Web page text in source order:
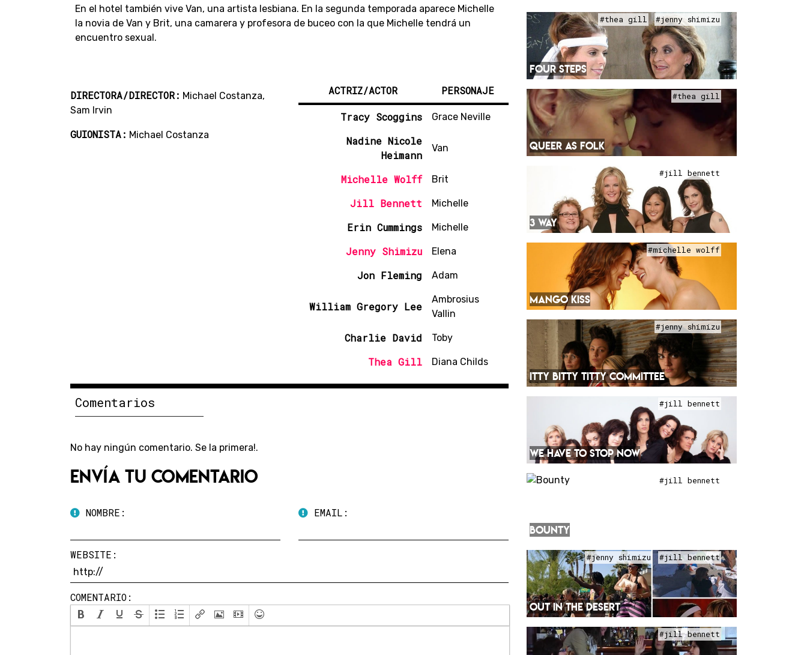
En el hotel también vive Van, una artista lesbiana. En la segunda temporada aparece Michelle
la novia de Van y Brit, una camarera y profesora de buceo con la que Michelle tendrá un
encuentro sexual.
DIRECTORA/DIRECTOR: Michael Costanza,
Sam Irvin
GUIONISTA: Michael Costanza
ACTRIZ/ACTOR PERSONAJE
Tracy Scoggins Grace Neville
Nadine Nicole
Heimann
Van
Michelle Wolff Brit
Jill Bennett Michelle
Erin Cummings Michelle
Jenny Shimizu Elena
Jon Fleming Adam
William Gregory Lee
Ambrosius
Vallin
Charlie David Toby
Thea Gill Diana Childs
Comentarios
No hay ningún comentario. Se la primera!.
Envía tu comentario
NOMBRE: EMAIL:
WEBSITE:
COMENTARIO:
#thea gill #jenny shimizu
FOUR STEPS
#thea gill
QUEER AS FOLK
#jill bennett
3 WAY
#michelle wolff
MANGO KISS
#jenny shimizu
ITTY BITTY TITTY COMMITTEE
#jill bennett
WE HAVE TO STOP NOW
#jill bennett
BOUNTY
#jenny shimizu #jill bennett
OUT IN THE DESERT
#jill bennett